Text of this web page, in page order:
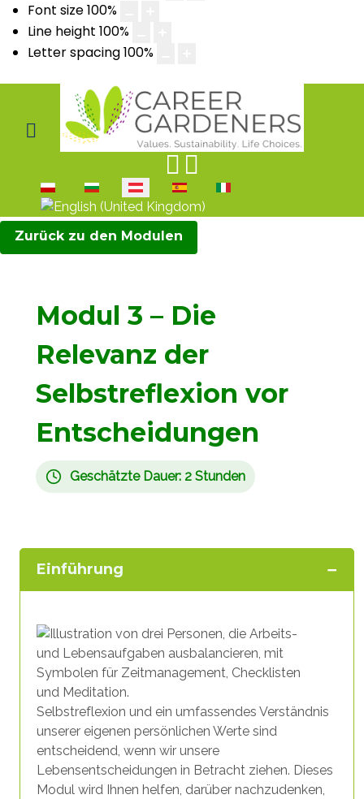
Font size100%
Line height 100%
Letter spacing100%
Sprache auswählen
Zurück zu den Modulen
Modul 3 – Die
Relevanz der
Selbstreflexion vor
Entscheidungen
Geschätzte Dauer: 2 Stunden
Einführung
Selbstreflexion und ein umfassendes Verständnis
unserer eigenen persönlichen Werte sind
entscheidend, wenn wir unsere
Lebensentscheidungen in Betracht ziehen. Dieses
Modul wird Ihnen helfen, darüber nachzudenken,